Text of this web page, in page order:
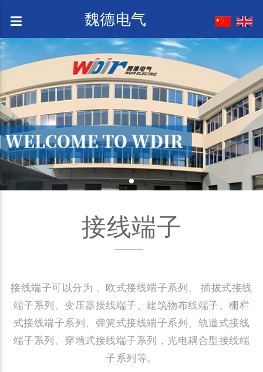
魏德电气
接线端子
接线端子可以分为 、欧式接线端子系列、 插拔式接线
端子系列、变压器接线端子、建筑物布线端子、栅栏
式接线端子系列、弹簧式接线端子系列、轨道式接线
端子系列、穿墙式接线端子系列，光电耦合型接线端
子系列等。